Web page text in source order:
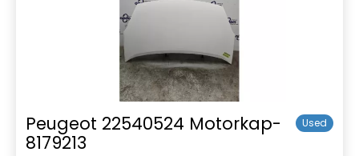
Peugeot 22540524 Motorkap-
8179213
Used